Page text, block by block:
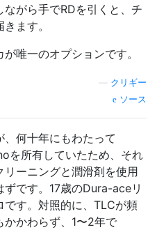
がら手でRDを引くと、チ
ます。
唯一のオプションです。
クリギー
ソース
何十年にもわたって
を所有していたため、それ
リーニングと潤滑剤を使用
ずです。17歳のDura-aceリ
です。対照的に、TLCが頻
かかわらず、1〜2年で